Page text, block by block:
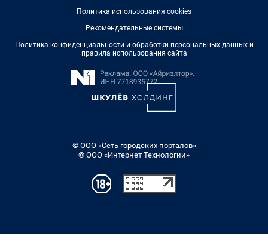
Политика использования cookies
Рекомендательные системы
Политика конфиденциальности и обработки персональных данных и
правила использования сайта
© ООО «Сеть городских порталов»
© ООО «Интернет Технологии»